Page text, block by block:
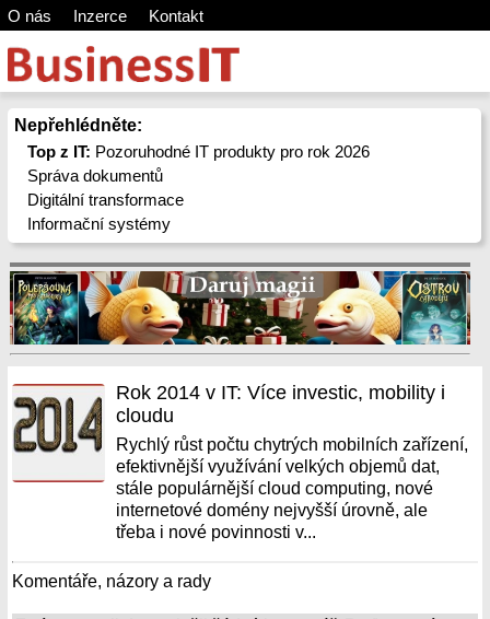
O nás Inzerce Kontakt
Nepřehlédněte:
Top z IT: Pozoruhodné IT produkty pro rok 2026
Správa dokumentů
Digitální transformace
Informační systémy
Rok 2014 v IT: Více investic, mobility i
cloudu
Rychlý růst počtu chytrých mobilních zařízení,
efektivnější využívání velkých objemů dat,
stále populárnější cloud computing, nové
internetové domény nejvyšší úrovně, ale
třeba i nové povinnosti v...
Komentáře, názory a rady